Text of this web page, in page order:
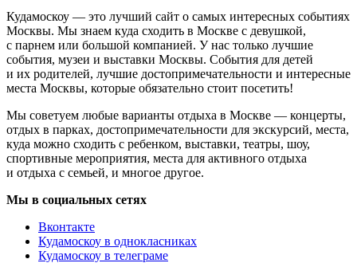
Кудамоскоу — это лучший сайт о самых интересных событиях
Москвы. Мы знаем куда сходить в Москве с девушкой,
с парнем или большой компанией. У нас только лучшие
события, музеи и выставки Москвы. События для детей
и их родителей, лучшие достопримечательности и интересные
места Москвы, которые обязательно стоит посетить!
Мы советуем любые варианты отдыха в Москве — концерты,
отдых в парках, достопримечательности для экскурсий, места,
куда можно сходить с ребенком, выставки, театры, шоу,
спортивные мероприятия, места для активного отдыха
и отдыха с семьей, и многое другое.
Мы в социальных сетях
Вконтакте
Кудамоскоу в однокласниках
Кудамоскоу в телеграме